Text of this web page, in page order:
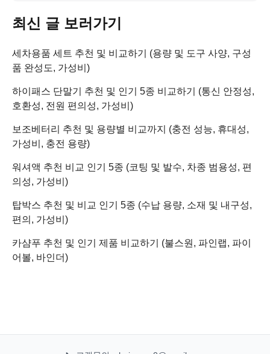
최신 글 보러가기
세차용품 세트 추천 및 비교하기 (용량 및 도구 사양, 구성
품 완성도, 가성비)
하이패스 단말기 추천 및 인기 5종 비교하기 (통신 안정성,
호환성, 전원 편의성, 가성비)
보조베터리 추천 및 용량별 비교까지 (충전 성능, 휴대성,
가성비, 충전 용량)
워셔액 추천 비교 인기 5종 (코팅 및 발수, 차종 범용성, 편
의성, 가성비)
탑박스 추천 및 비교 인기 5종 (수납 용량, 소재 및 내구성,
편의, 가성비)
카샴푸 추천 및 인기 제품 비교하기 (불스원, 파인랩, 파이
어볼, 바인더)